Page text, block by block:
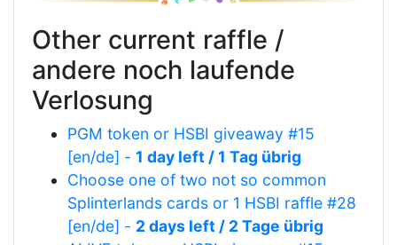
Other current raffle /
andere noch laufende
Verlosung
PGM token or HSBI giveaway #15
[en/de] - 1 day left / 1 Tag übrig
Choose one of two not so common
Splinterlands cards or 1 HSBI raffle #28
[en/de] - 2 days left / 2 Tage übrig